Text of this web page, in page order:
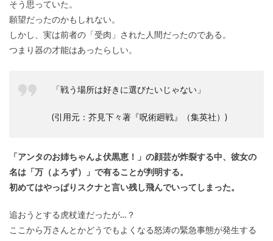
そう思っていた。
願望だったのかもしれない。
しかし、実は前者の「受肉」された人間だったのである。
つまり器の才能はあったらしい。
「戦う場所は好きに選びたいじゃない」
(引用元：芥見下々著『呪術廻戦』（集英社）)
「アンタのお姉ちゃんよ伏黒恵！」の顔芸が炸裂する中、彼女の
名は「万（よろず）」で有ることが判明する。
初めてはやっぱりスクナと言い残し飛んでいってしまった。
追おうとする虎杖達だったが…？
ここから万さんとかどうでもよくなる怒涛の緊急事態が発生する